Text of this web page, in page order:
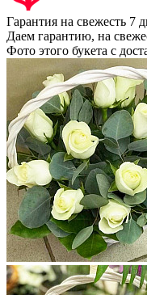
Гарантия на свежесть 7
Даем гарантию, на
Фото этого букета с